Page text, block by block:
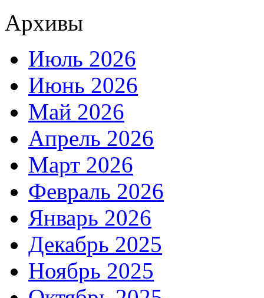
Архивы
Июль 2026
Июнь 2026
Май 2026
Апрель 2026
Март 2026
Февраль 2026
Январь 2026
Декабрь 2025
Ноябрь 2025